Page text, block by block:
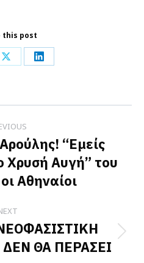
this post
Share
X
Share
LinkedIn
Previous
post:
“Εμείς
Χρυσή Αυγή” του
Αθηναίοι
Next
post:ΘΑ ΠΕΡΑΣΕΙ